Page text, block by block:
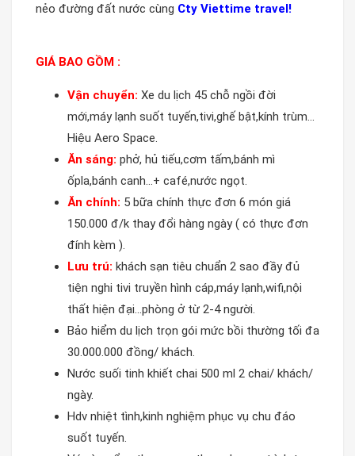
nẻo đường đất nước cùng Cty Viettime travel!
GIÁ BAO GỒM :
Vận chuyển: Xe du lịch 45 chỗ ngồi đời
mới,máy lạnh suốt tuyến,tivi,ghế bật,kính trùm…
Hiệu Aero Space.
Ăn sáng: phở, hủ tiếu,cơm tấm,bánh mì
ốpla,bánh canh…+ café,nước ngọt.
Ăn chính: 5 bữa chính thực đơn 6 món giá
150.000 đ/k thay đổi hàng ngày ( có thực đơn
đính kèm ).
Lưu trú: khách sạn tiêu chuẩn 2 sao đầy đủ
tiện nghi tivi truyền hình cáp,máy lạnh,wifi,nội
thất hiện đại…phòng ở từ 2-4 người.
Bảo hiểm du lịch trọn gói mức bồi thường tối đa
30.000.000 đồng/ khách.
Nước suối tinh khiết chai 500 ml 2 chai/ khách/
ngày.
Hdv nhiệt tình,kinh nghiệm phục vụ chu đáo
suốt tuyến.